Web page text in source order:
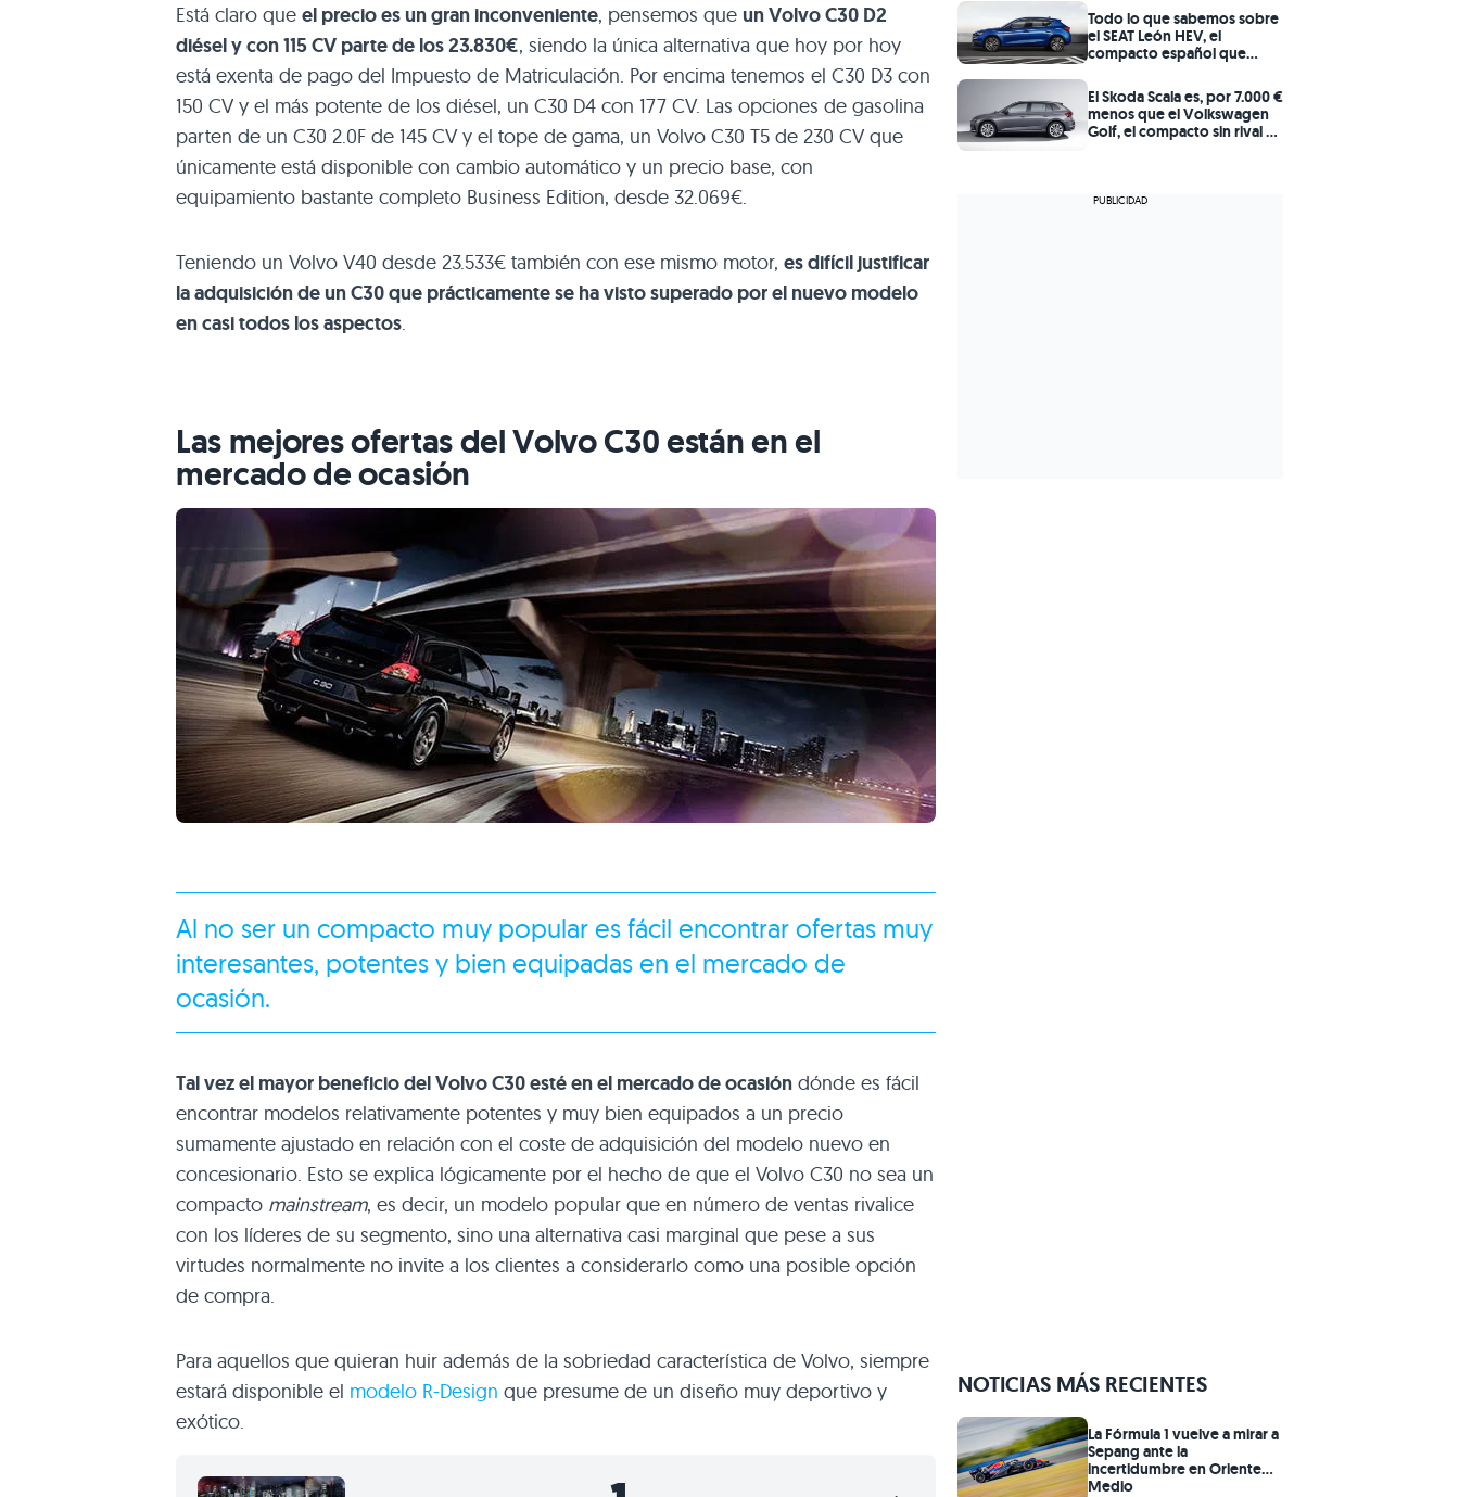
Está claro que el precio es un gran inconveniente, pensemos que un VolvoC30 D2
diésel y con 115 CV parte de los 23.830€, siendo la única alternativa que hoy por hoy
está exenta de pago del Impuesto de Matriculación. Por encima tenemos el C30 D3 con
150 CV y el más potente de los diésel, un C30 D4 con 177 CV. Las opciones de gasolina
parten de un C30 2.0F de 145 CV y el tope de gama, un Volvo C30 T5 de 230 CV que
únicamente está disponible con cambio automático y un precio base, con
equipamiento bastante completo Business Edition, desde 32.069€.
Teniendo un Volvo V40 desde 23.533€ también con ese mismo motor, es difícil justificar
la adquisición de unC30que prácticamente se ha visto superado por el nuevo modelo
en casi todos los aspectos.
Las mejores ofertas del VolvoC30están en el
mercado de ocasión
Al no ser un compacto muy popular es fácil encontrar ofertas muy
interesantes, potentes y bien equipadas en el mercado de
ocasión.
Tal vez el mayor beneficio del VolvoC30esté en el mercado de ocasión dónde es fácil
encontrar modelos relativamente potentes y muy bien equipados a un precio
sumamente ajustado en relación con el coste de adquisición del modelo nuevo en
concesionario. Esto se explica lógicamente por el hecho de que el Volvo C30 no sea un
compacto mainstream, es decir, un modelo popular que en número de ventas rivalice
con los líderes de su segmento, sino una alternativa casi marginal que pese a sus
virtudes normalmente no invite a los clientes a considerarlo como una posible opción
de compra.
Para aquellos que quieran huir además de la sobriedad característica de Volvo, siempre
estará disponible el modelo R-Design que presume de un diseño muy deportivo y
exótico.
Todo lo que sabemos sobre
el SEAT León HEV, el
compacto español que
Corolla
El Skoda Scala es, por 7.000 €
menos que el Volkswagen
Golf, el compacto sin rival en
NOTICIAS MÁS RECIENTES
La Fórmula 1 vuelve a mirar a
Sepang ante la
incertidumbre en Oriente
Medio